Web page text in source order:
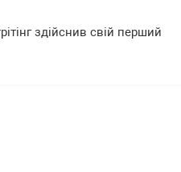
здійснив свій перший